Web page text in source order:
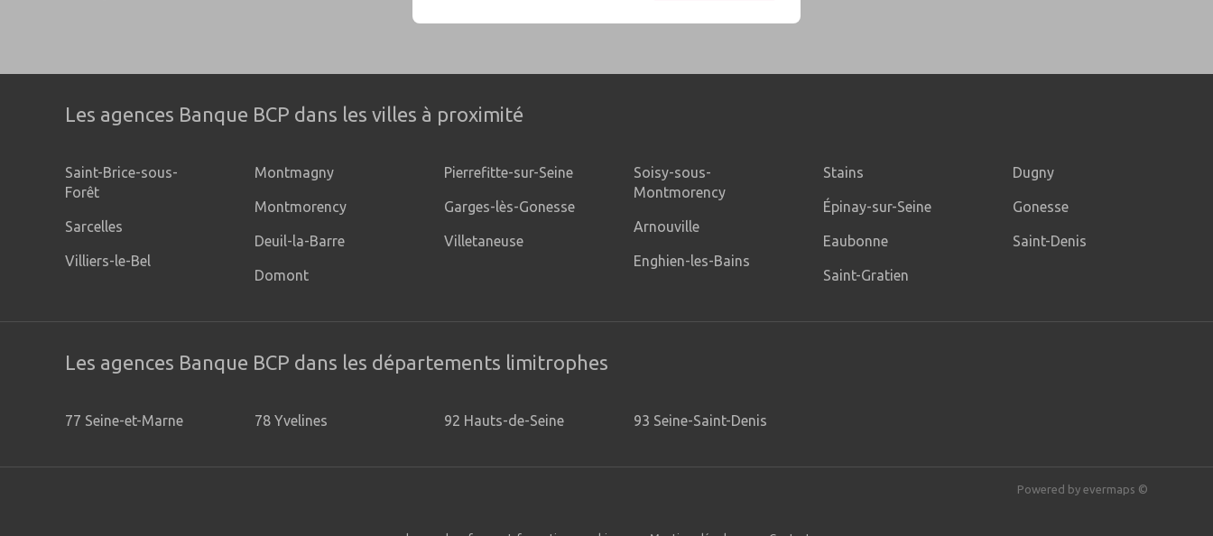
92600 Asnières-sur-Seine
Distance : 11 km
Les agences Banque BCP dans les villes à proximité
Saint-Brice-sous-
Forêt
Sarcelles
Villiers-le-Bel
Montmagny
Montmorency
Deuil-la-Barre
Domont
Pierrefitte-sur-Seine
Garges-lès-Gonesse
Villetaneuse
Soisy-sous-
Montmorency
Arnouville
Enghien-les-Bains
Stains
Épinay-sur-Seine
Eaubonne
Saint-Gratien
Dugny
Gonesse
Saint-Denis
Les agences Banque BCP dans les départements limitrophes
77 Seine-et-Marne 78 Yvelines 92 Hauts-de-Seine 93 Seine-Saint-Denis
Powered by evermaps ©